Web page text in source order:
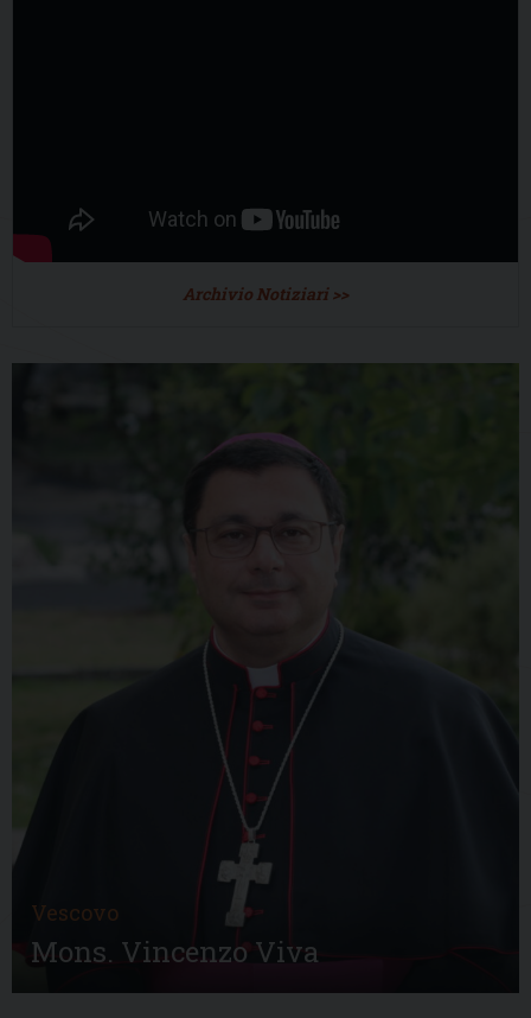
Archivio Notiziari >>
Vescovo
Mons. Vincenzo Viva